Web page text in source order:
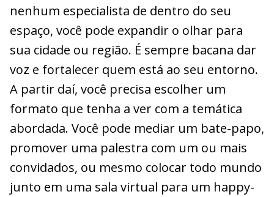
nenhum especialista de dentro do seu
espaço, você pode expandir o olhar para
sua cidade ou região. É sempre bacana dar
voz e fortalecer quem está ao seu entorno.
A partir daí, você precisa escolher um
formato que tenha a ver com a temática
abordada. Você pode mediar um bate-papo,
promover uma palestra com um ou mais
convidados, ou mesmo colocar todo mundo
junto em uma sala virtual para um happy-